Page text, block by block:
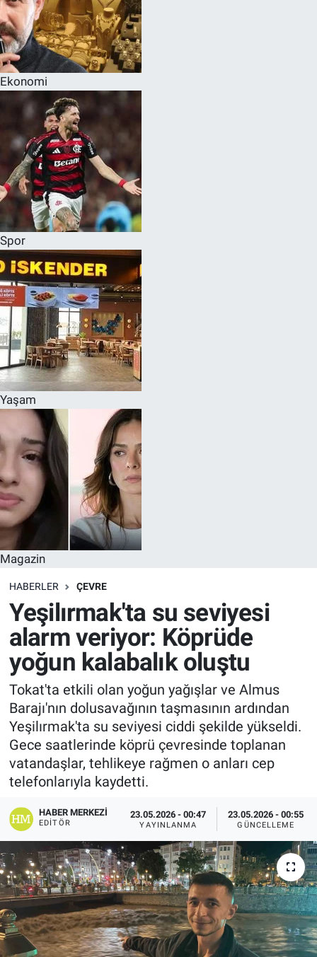
Ekonomi
Spor
Yaşam
Magazin
HABERLER ÇEVRE
Yeşilırmak'ta su seviyesi
alarm veriyor: Köprüde
yoğun kalabalık oluştu
Tokat'ta etkili olan yoğun yağışlar ve Almus
Barajı'nın dolusavağının taşmasının ardından
Yeşilırmak'ta su seviyesi ciddi şekilde yükseldi.
Gece saatlerinde köprü çevresinde toplanan
vatandaşlar, tehlikeye rağmen o anları cep
telefonlarıyla kaydetti.
HABER MERKEZI
EDITÖR
23.05.2026 - 00:47
YAYINLANMA
23.05.2026 - 00:55
GÜNCELLEME